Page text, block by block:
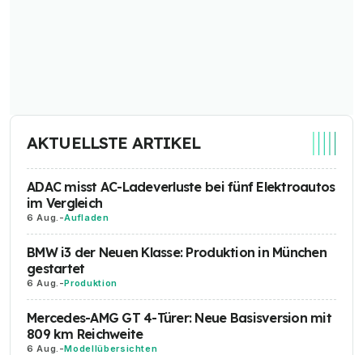
AKTUELLSTE ARTIKEL
ADAC misst AC-Ladeverluste bei fünf Elektroautos
im Vergleich
6 Aug. -Aufladen
BMW i3 der Neuen Klasse: Produktion in München
gestartet
6 Aug. -Produktion
Mercedes-AMG GT 4-Türer: Neue Basisversion mit
809 km Reichweite
6 Aug. -Modellübersichten